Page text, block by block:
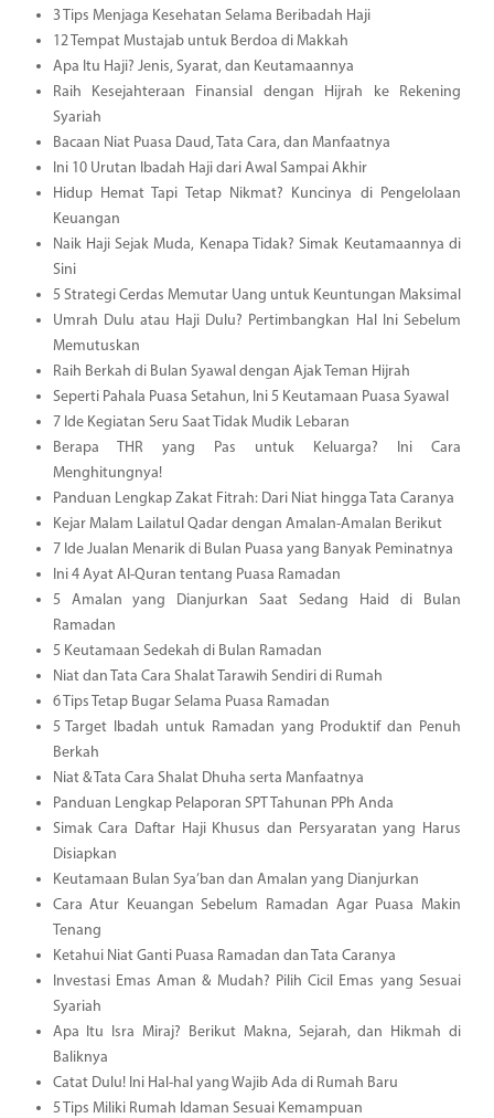
3 Tips Menjaga Kesehatan Selama Beribadah Haji
12 Tempat Mustajab untuk Berdoa di Makkah
Apa Itu Haji? Jenis, Syarat, dan Keutamaannya
Raih Kesejahteraan Finansial dengan Hijrah ke Rekening
Syariah
Bacaan Niat Puasa Daud, Tata Cara, dan Manfaatnya
Ini 10 Urutan Ibadah Haji dari Awal Sampai Akhir
Hidup Hemat Tapi Tetap Nikmat? Kuncinya di Pengelolaan
Keuangan
Naik Haji Sejak Muda, Kenapa Tidak? Simak Keutamaannya di
Sini
5 Strategi Cerdas Memutar Uang untuk Keuntungan Maksimal
Umrah Dulu atau Haji Dulu? Pertimbangkan Hal Ini Sebelum
Memutuskan
Raih Berkah di Bulan Syawal dengan Ajak Teman Hijrah
Seperti Pahala Puasa Setahun, Ini 5 Keutamaan Puasa Syawal
7 Ide Kegiatan Seru Saat Tidak Mudik Lebaran
Berapa THR yang Pas untuk Keluarga? Ini Cara
Menghitungnya!
Panduan Lengkap Zakat Fitrah: Dari Niat hingga Tata Caranya
Kejar Malam Lailatul Qadar dengan Amalan-Amalan Berikut
7 Ide Jualan Menarik di Bulan Puasa yang Banyak Peminatnya
Ini 4 Ayat Al-Quran tentang Puasa Ramadan
5 Amalan yang Dianjurkan Saat Sedang Haid di Bulan
Ramadan
5 Keutamaan Sedekah di Bulan Ramadan
Niat dan Tata Cara Shalat Tarawih Sendiri di Rumah
6 Tips Tetap Bugar Selama Puasa Ramadan
5 Target Ibadah untuk Ramadan yang Produktif dan Penuh
Berkah
Niat & Tata Cara Shalat Dhuha serta Manfaatnya
Panduan Lengkap Pelaporan SPT Tahunan PPh Anda
Simak Cara Daftar Haji Khusus dan Persyaratan yang Harus
Disiapkan
Keutamaan Bulan Sya’ban dan Amalan yang Dianjurkan
Cara Atur Keuangan Sebelum Ramadan Agar Puasa Makin
Tenang
Ketahui Niat Ganti Puasa Ramadan dan Tata Caranya
Investasi Emas Aman & Mudah? Pilih Cicil Emas yang Sesuai
Syariah
Apa Itu Isra Miraj? Berikut Makna, Sejarah, dan Hikmah di
Baliknya
Catat Dulu! Ini Hal-hal yang Wajib Ada di Rumah Baru
5 Tips Miliki Rumah Idaman Sesuai Kemampuan